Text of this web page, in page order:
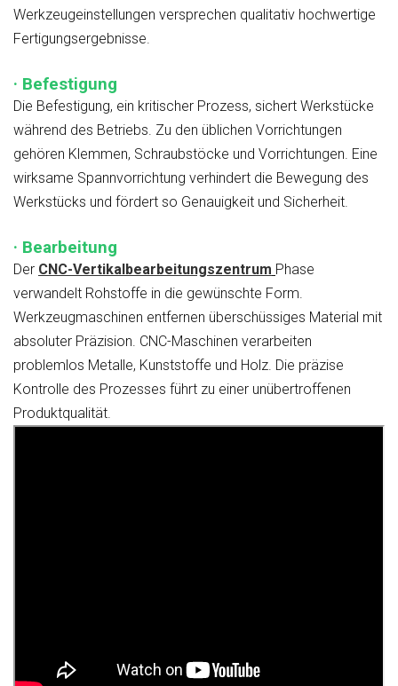
Werkzeugeinstellungen versprechen qualitativ hochwertige
Fertigungsergebnisse.
· Befestigung
Die Befestigung, ein kritischer Prozess, sichert Werkstücke
während des Betriebs. Zu den üblichen Vorrichtungen
gehören Klemmen, Schraubstöcke und Vorrichtungen. Eine
wirksame Spannvorrichtung verhindert die Bewegung des
Werkstücks und fördert so Genauigkeit und Sicherheit.
· Bearbeitung
Der CNC-Vertikalbearbeitungszentrum Phase
verwandelt Rohstoffe in die gewünschte Form.
Werkzeugmaschinen entfernen überschüssiges Material mit
absoluter Präzision. CNC-Maschinen verarbeiten
problemlos Metalle, Kunststoffe und Holz. Die präzise
Kontrolle des Prozesses führt zu einer unübertroffenen
Produktqualität.